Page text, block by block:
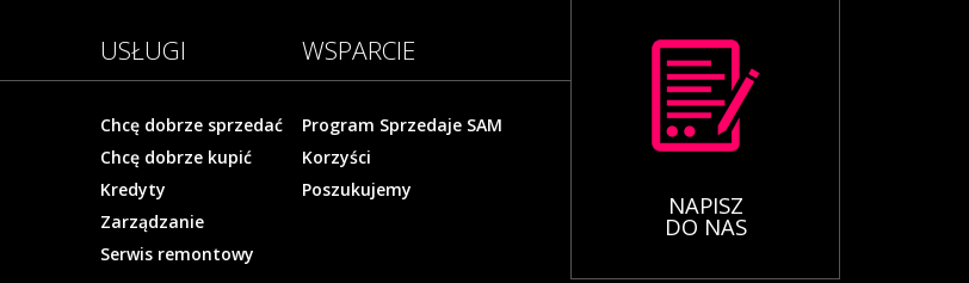
USŁUGI
Chcę dobrze sprzedać
Chcę dobrze kupić
Kredyty
Zarządzanie
Serwis remontowy
WSPARCIE
Program Sprzedaje SAM
Korzyści
Poszukujemy
NAPISZ
DO NAS